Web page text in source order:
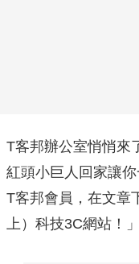
T客邦辦公室悄悄來
紅頭小巨人回家讓
T客邦會員，在文章
上）科技3C網站！